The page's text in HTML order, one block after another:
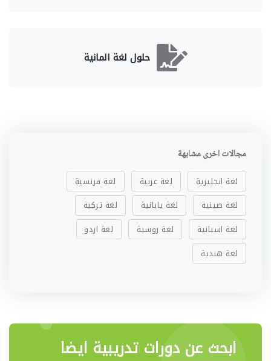
حلول لغة المانية
مجالات اخرى مشابهة
لغة انجليزية لغة عربية
لغة فرنسية
لغة صينية
لغة يابانية
لغة تركية
لغة اسبانية
لغة روسية
لغة اردو
لغة هندية
ابحث عن دورات تدريبية ايضا